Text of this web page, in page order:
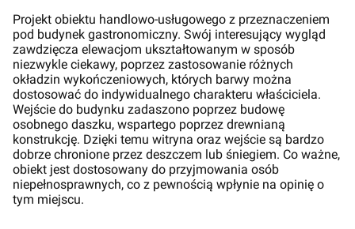
Projekt obiektu handlowo-usługowego z przeznaczeniem
pod budynek gastronomiczny. Swój interesujący wygląd
zawdzięcza elewacjom ukształtowanym w sposób
niezwykle ciekawy, poprzez zastosowanie różnych
okładzin wykończeniowych, których barwy można
dostosować do indywidualnego charakteru właściciela.
Wejście do budynku zadaszono poprzez budowę
osobnego daszku, wspartego poprzez drewnianą
konstrukcję. Dzięki temu witryna oraz wejście są bardzo
dobrze chronione przez deszczem lub śniegiem. Co ważne,
obiekt jest dostosowany do przyjmowania osób
niepełnosprawnych, co z pewnością wpłynie na opinię o
tym miejscu.